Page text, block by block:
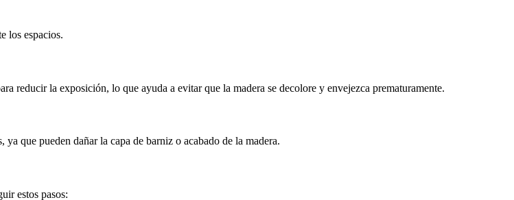
los espacios.
reducir la exposición, lo que ayuda a evitar que la madera se decolore y envejezca prematuramente.
que pueden dañar la capa de barniz o acabado de la madera.
estos pasos: